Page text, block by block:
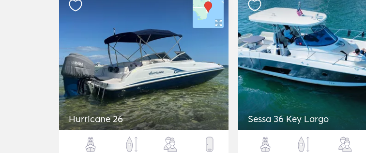
Hurricane 26 Sessa 36 Key Largo